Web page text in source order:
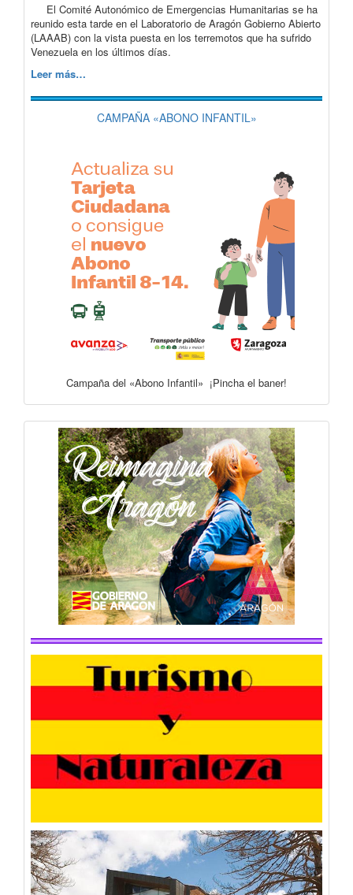
El Comité Autonómico de Emergencias Humanitarias se ha
reunido esta tarde en el Laboratorio de Aragón Gobierno Abierto
(LAAAB) con la vista puesta en los terremotos que ha sufrido
Venezuela en los últimos días.
Leer más…
CAMPAÑA «ABONO INFANTIL»
Campaña del «Abono Infantil» ¡Pincha el baner!